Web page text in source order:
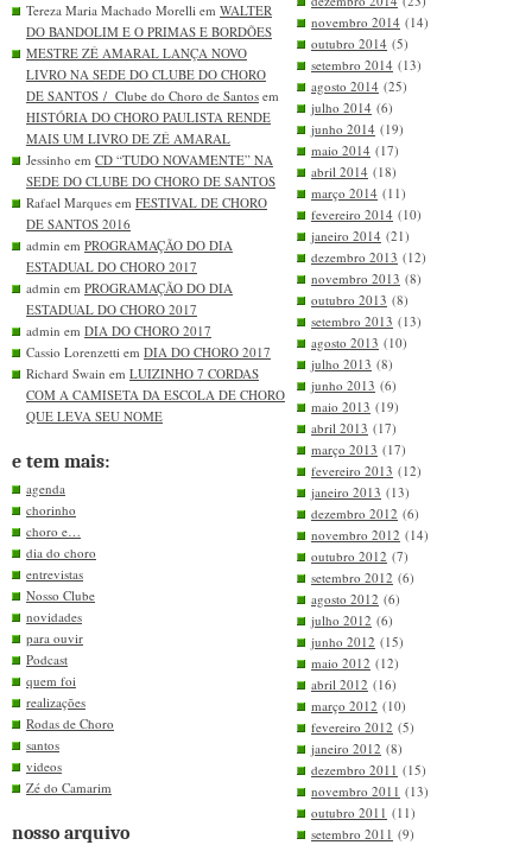
Tereza Maria Machado Morelli em WALTER
DO BANDOLIM E O PRIMAS E BORDÕES
MESTRE ZÉ AMARAL LANÇA NOVO
LIVRO NA SEDE DO CLUBE DO CHORO
DE SANTOS / Clube do Choro de Santos em
HISTÓRIA DO CHORO PAULISTA RENDE
MAIS UM LIVRO DE ZÉ AMARAL
Jessinho em CD “TUDO NOVAMENTE” NA
SEDE DO CLUBE DO CHORO DE SANTOS
Rafael Marques em FESTIVAL DE CHORO
DE SANTOS 2016
admin em PROGRAMAÇÃO DO DIA
ESTADUAL DO CHORO 2017
admin em PROGRAMAÇÃO DO DIA
ESTADUAL DO CHORO 2017
admin em DIA DO CHORO 2017
Cassio Lorenzetti em DIA DO CHORO 2017
Richard Swain em LUIZINHO 7 CORDAS
COM A CAMISETA DA ESCOLA DE CHORO
QUE LEVA SEU NOME
e tem mais:
agenda
chorinho
choro e…
dia do choro
entrevistas
Nosso Clube
novidades
para ouvir
Podcast
quem foi
realizações
Rodas de Choro
santos
videos
Zé do Camarim
nosso arquivo
novembro 2014 (14)
outubro 2014 (5)
setembro 2014 (13)
agosto 2014 (25)
julho 2014 (6)
junho 2014 (19)
maio 2014 (17)
abril 2014 (18)
março 2014 (11)
fevereiro 2014 (10)
janeiro 2014 (21)
dezembro 2013 (12)
novembro 2013 (8)
outubro 2013 (8)
setembro 2013 (13)
agosto 2013 (10)
julho 2013 (8)
junho 2013 (6)
maio 2013 (19)
abril 2013 (17)
março 2013 (17)
fevereiro 2013 (12)
janeiro 2013 (13)
dezembro 2012 (6)
novembro 2012 (14)
outubro 2012 (7)
setembro 2012 (6)
agosto 2012 (6)
julho 2012 (6)
junho 2012 (15)
maio 2012 (12)
abril 2012 (16)
março 2012 (10)
fevereiro 2012 (5)
janeiro 2012 (8)
dezembro 2011 (15)
novembro 2011 (13)
outubro 2011 (11)
setembro 2011 (9)